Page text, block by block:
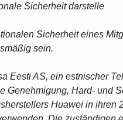
Sicherheit darstelle
Sicherheit eines
sein.
Eesti AS, ein estnischer
Genehmigung, Hard- und
Huawei in ihren